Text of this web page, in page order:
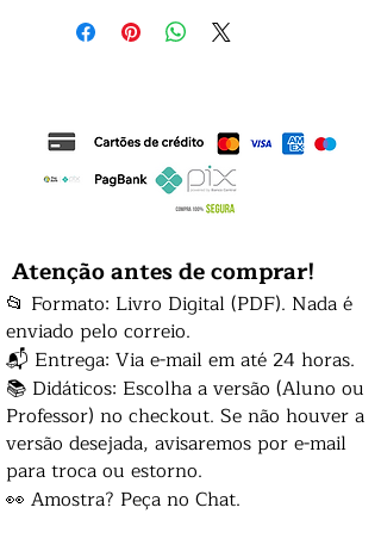
Atenção antes de comprar!
📂 Formato: Livro Digital (PDF). Nada é
enviado pelo correio.
📬 Entrega: Via e-mail em até 24 horas.
📚 Didáticos: Escolha a versão (Aluno ou
Professor) no checkout. Se não houver a
versão desejada, avisaremos por e-mail
para troca ou estorno.
👀 Amostra? Peça no Chat.